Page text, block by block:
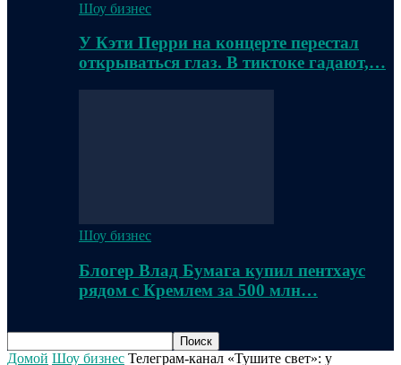
Шоу бизнес
У Кэти Перри на концерте перестал
открываться глаз. В тиктоке гадают,…
Шоу бизнес
Блогер Влад Бумага купил пентхаус
рядом с Кремлем за 500 млн…
Домой Шоу бизнес Телеграм-канал «Тушите свет»: у